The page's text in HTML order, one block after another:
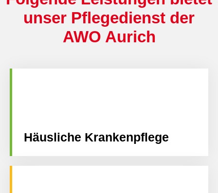
unser Pflegedienst der
AWO Aurich
Häusliche Krankenpflege